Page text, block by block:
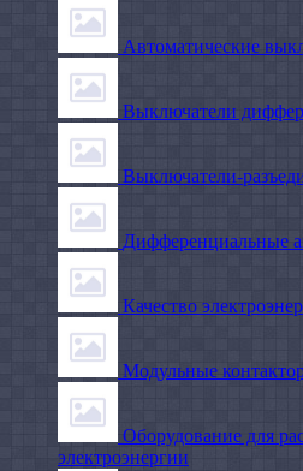
Автоматические
Выключатели
Выключатели-
Дифференциальные
Качество
Модульные
Оборудование для
электроэнергии